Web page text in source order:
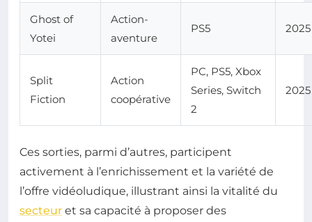
Ghost of
Yotei
Action-
aventure
PS5 2025
Split
Fiction
Action
coopérative
PC, PS5, Xbox
Series, Switch
2
2025
Ces sorties, parmi d’autres, participent
activement à l’enrichissement et la variété de
l’offre vidéoludique, illustrant ainsi la vitalité du
secteur et sa capacité à proposer des